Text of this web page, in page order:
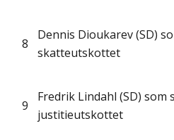
8
Dennis Dioukarev (SD)
skatteutskottet
9
Fredrik Lindahl (SD) som
justitieutskottet